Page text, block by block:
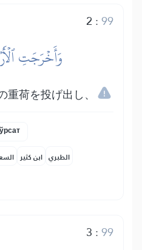
2 :99
وَأَخۡرَجَتِ
重荷を投げ出し、
ابن كثير الطبري
3 :99